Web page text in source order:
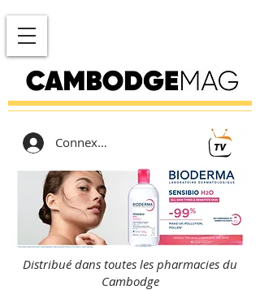
Connexion
Distribué dans toutes les pharmacies du
Cambodge